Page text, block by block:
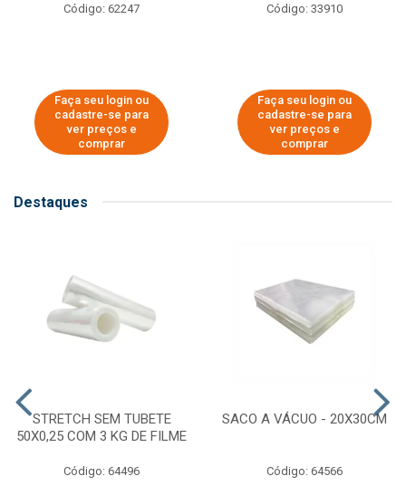
Código: 62247
Faça seu login ou
cadastre-se para
ver preços e
comprar
Código: 33910
Faça seu login ou
cadastre-se para
ver preços e
comprar
Destaques
STRETCH SEM TUBETE
50X0,25 COM 3 KG DE FILME
Código: 64496
SACO A VÁCUO - 20X30CM
Código: 64566